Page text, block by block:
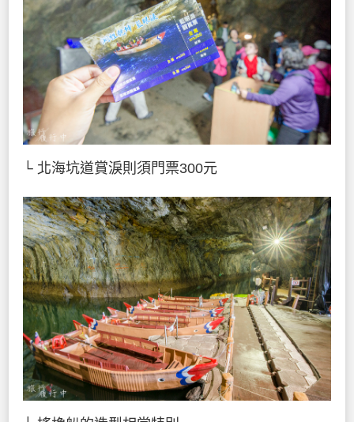
└ 北海坑道賞淚則須門票300元